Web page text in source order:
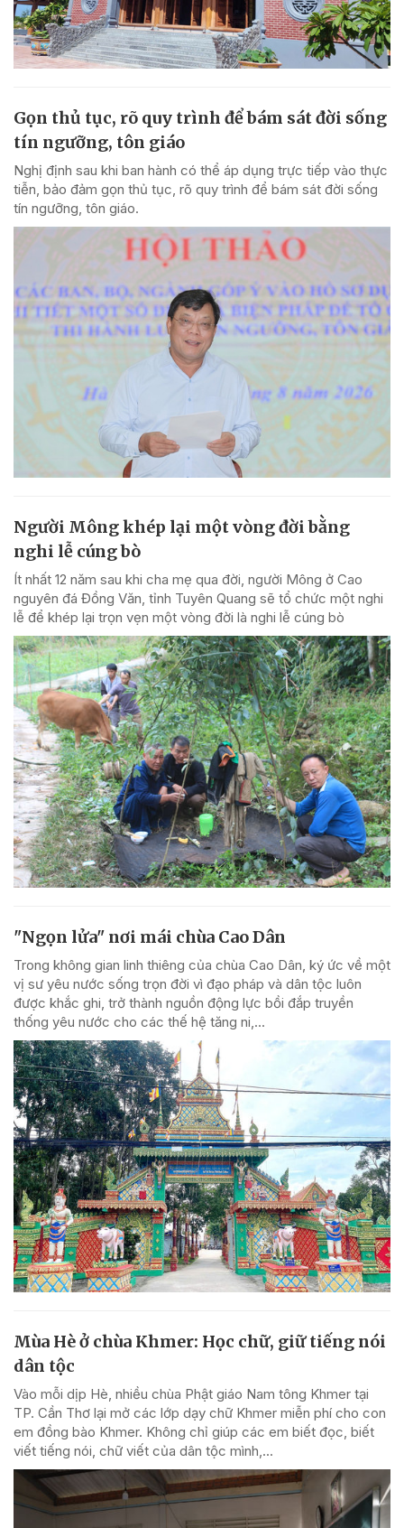
Gọn thủ tục, rõ quy trình để bám sát đời sống
tín ngưỡng, tôn giáo
Nghị định sau khi ban hành có thể áp dụng trực tiếp vào thực
tiễn, bảo đảm gọn thủ tục, rõ quy trình để bám sát đời sống
tín ngưỡng, tôn giáo.
Người Mông khép lại một vòng đời bằng
nghi lễ cúng bò
Ít nhất 12 năm sau khi cha mẹ qua đời, người Mông ở Cao
nguyên đá Đồng Văn, tỉnh Tuyên Quang sẽ tổ chức một nghi
lễ để khép lại trọn vẹn một vòng đời là nghi lễ cúng bò
"Ngọn lửa" nơi mái chùa Cao Dân
Trong không gian linh thiêng của chùa Cao Dân, ký ức về một
vị sư yêu nước sống trọn đời vì đạo pháp và dân tộc luôn
được khắc ghi, trở thành nguồn động lực bồi đắp truyền
thống yêu nước cho các thế hệ tăng ni,...
Mùa Hè ở chùa Khmer: Học chữ, giữ tiếng nói
dân tộc
Vào mỗi dịp Hè, nhiều chùa Phật giáo Nam tông Khmer tại
TP. Cần Thơ lại mở các lớp dạy chữ Khmer miễn phí cho con
em đồng bào Khmer. Không chỉ giúp các em biết đọc, biết
viết tiếng nói, chữ viết của dân tộc mình,...